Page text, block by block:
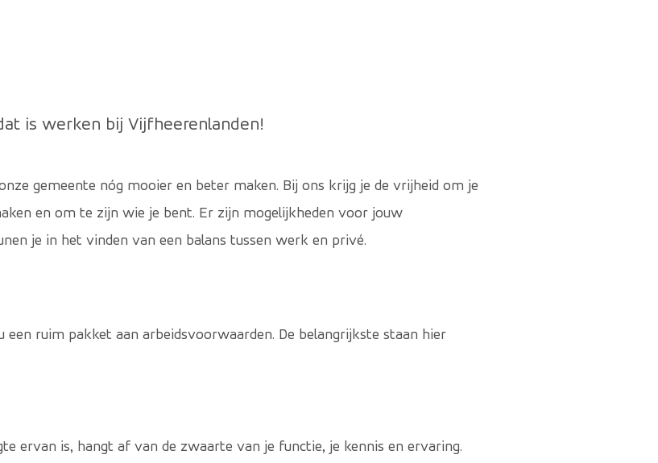
is werken bij Vijfheerenlanden!
gemeente nóg mooier en beter maken. Bij ons krijg je de vrijheid om je
en om te zijn wie je bent. Er zijn mogelijkheden voor jouw
je in het vinden van een balans tussen werk en privé.
ruim pakket aan arbeidsvoorwaarden. De belangrijkste staan hier
ervan is, hangt af van de zwaarte van je functie, je kennis en ervaring.